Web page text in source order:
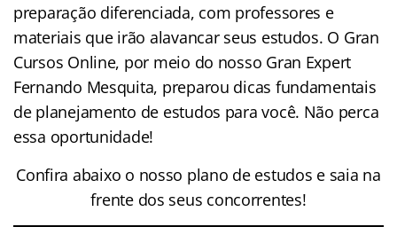
preparação diferenciada, com professores e
materiais que irão alavancar seus estudos. O Gran
Cursos Online, por meio do nosso Gran Expert
Fernando Mesquita, preparou dicas fundamentais
de planejamento de estudos para você. Não perca
essa oportunidade!
Confira abaixo o nosso plano de estudos e saia na
frente dos seus concorrentes!